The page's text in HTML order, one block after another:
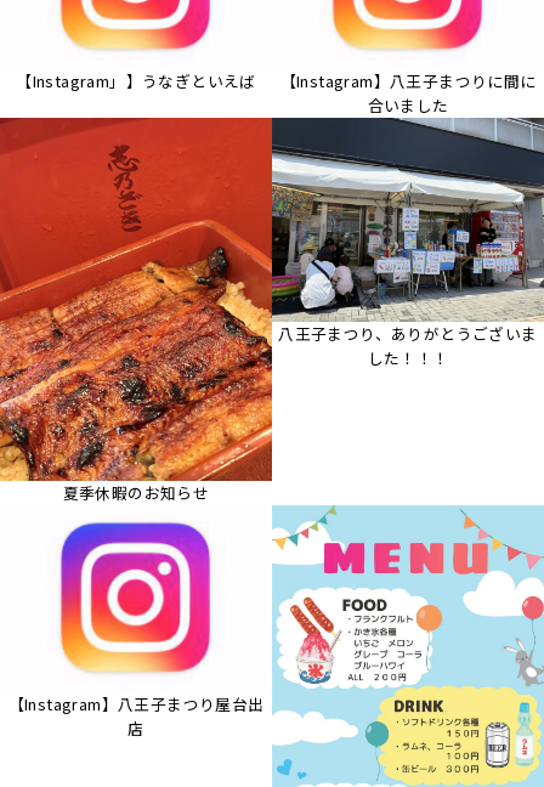
【Instagram」】うなぎといえば
【Instagram】八王子まつりに間に
合いました
夏季休暇のお知らせ
八王子まつり、ありがとうございま
した！！！
【Instagram】八王子まつり屋台出
店